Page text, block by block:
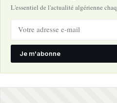
L'essentiel de l'actualité algérienne
Je m'abonne